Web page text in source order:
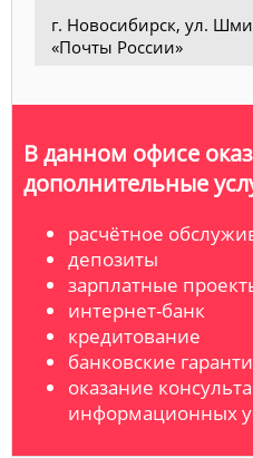
г. Новосибирск, ул.
«Почты России»
В данном офисе
дополнительные
расчётное
депозиты
зарплатные
интернет-банк
кредитование
банковские
оказание
информационных